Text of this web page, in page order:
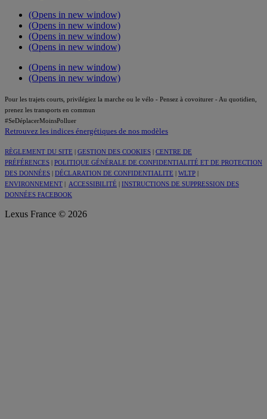
(Opens in new window)
(Opens in new window)
(Opens in new window)
(Opens in new window)
(Opens in new window)
(Opens in new window)
Pour les trajets courts, privilégiez la marche ou le vélo - Pensez à covoiturer - Au quotidien,
prenez les transports en commun
#SeDéplacerMoinsPolluer
Retrouvez les indices énergétiques de nos modèles
RÈGLEMENT DU SITE | GESTION DES COOKIES | CENTRE DE
PRÉFÉRENCES | POLITIQUE GÉNÉRALE DE CONFIDENTIALITÉ ET DE PROTECTION
DES DONNÉES | DÉCLARATION DE CONFIDENTIALITE | WLTP |
ENVIRONNEMENT | ACCESSIBILITÉ | INSTRUCTIONS DE SUPPRESSION DES
DONNÉES FACEBOOK
Lexus France © 2026